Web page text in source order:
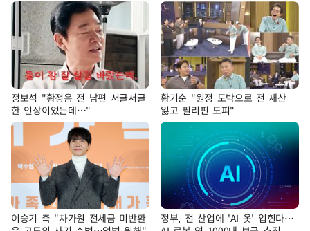
정보석 "황정음 전 남편 서글서글
한 인상이었는데…"
황기순 "원정 도박으로 전 재산
잃고 필리핀 도피"
이승기 측 "차가원 전세금 미반환
정부, 전 산업에 'AI 옷' 입힌다…